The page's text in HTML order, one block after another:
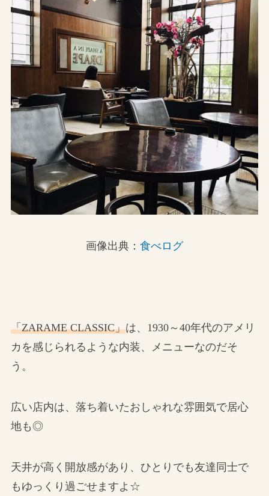
画像出典： 食べログ
「ZARAME CLASSIC」は、1930～40年代のアメリ
カを感じられるような内装、メニューなのだそ
う。
広い店内は、落ち着いたおしゃれな雰囲気で居心
地も◎
天井が高く開放感があり、ひとりでも友達同士で
もゆっくり過ごせますよ☆